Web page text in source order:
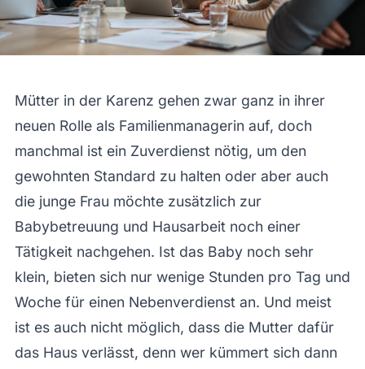
Mütter in der Karenz gehen zwar ganz in ihrer
neuen Rolle als Familienmanagerin auf, doch
manchmal ist ein Zuverdienst nötig, um den
gewohnten Standard zu halten oder aber auch
die junge Frau möchte zusätzlich zur
Babybetreuung und Hausarbeit noch einer
Tätigkeit nachgehen. Ist das Baby noch sehr
klein, bieten sich nur wenige Stunden pro Tag und
Woche für einen Nebenverdienst an. Und meist
ist es auch nicht möglich, dass die Mutter dafür
das Haus verlässt, denn wer kümmert sich dann